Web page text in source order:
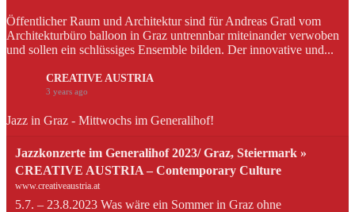
Öffentlicher Raum und Architektur sind für Andreas Gratl vom
Architekturbüro balloon in Graz untrennbar miteinander verwoben
und sollen ein schlüssiges Ensemble bilden. Der innovative und...
CREATIVE AUSTRIA
3 years ago
Jazz in Graz - Mittwochs im Generalihof!
Jazzkonzerte im Generalihof 2023/ Graz, Steiermark »
CREATIVE AUSTRIA – Contemporary Culture
www.creativeaustria.at
5.7. – 23.8.2023 Was wäre ein Sommer in Graz ohne